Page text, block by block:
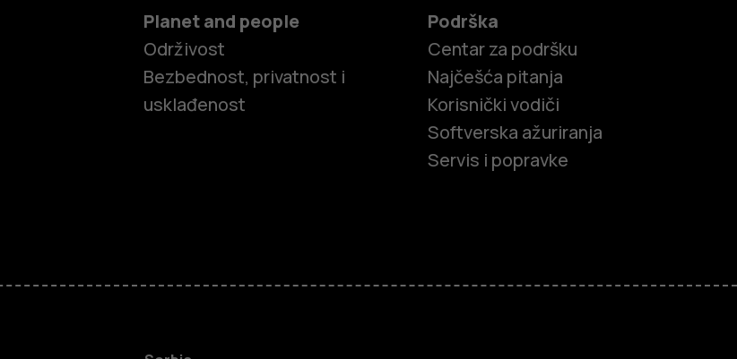
Planet and people
Održivost
Bezbednost, privatnost i
usklađenost
Podrška
Centar za podršku
Najčešća pitanja
Korisnički vodiči
Softverska ažuriranja
Servis i popravke